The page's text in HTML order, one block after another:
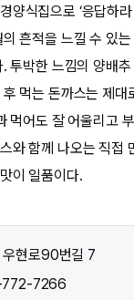
양식집으로 ‘응답하
흔적을 느낄 수 있
투박한 느낌의 양배추
먹는 돈까스는 제대
먹어도 잘 어울리고
와 함께 나오는 직접
이 일품이다.
우현로90번길 7
772-7266